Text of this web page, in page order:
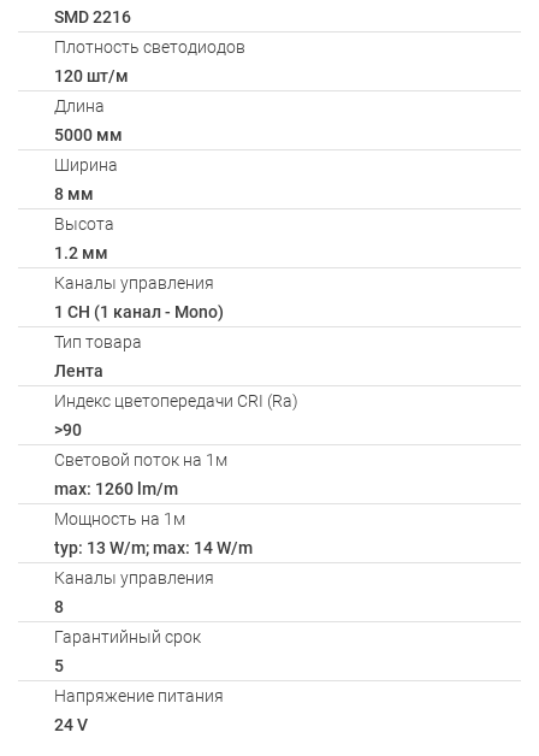
SMD 2216
Плотность светодиодов
120 шт/м
Длина
5000 мм
Ширина
8 мм
Высота
1.2 мм
Каналы управления
1 CH (1 канал - Mono)
Тип товара
Лента
Индекс цветопередачи CRI (Ra)
>90
Световой поток на 1м
max: 1260 lm/m
Мощность на 1м
typ: 13 W/m; max: 14 W/m
Каналы управления
8
Гарантийный срок
5
Напряжение питания
24 V